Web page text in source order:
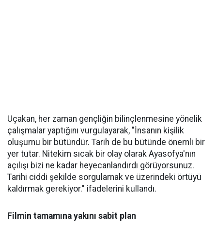
Uçakan, her zaman gençliğin bilinçlenmesine yönelik
çalışmalar yaptığını vurgulayarak, "İnsanın kişilik
oluşumu bir bütündür. Tarih de bu bütünde önemli bir
yer tutar. Nitekim sıcak bir olay olarak Ayasofya'nın
açılışı bizi ne kadar heyecanlandırdı görüyorsunuz.
Tarihi ciddi şekilde sorgulamak ve üzerindeki örtüyü
kaldırmak gerekiyor." ifadelerini kullandı.
Filmin tamamına yakını sabit plan